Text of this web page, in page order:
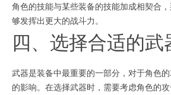
角色的技能与某些装备的技能加成相契合
够发挥出更大的战斗力。
四、选择合适的武
武器是装备中最重要的一部分，对于角色
的影响。在选择武器时，需要考虑角色的